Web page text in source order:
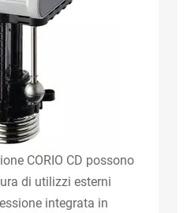
CORIO CD possono
di utilizzi esterni
integrata in